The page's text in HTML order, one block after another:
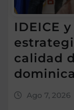
IDEICE
calidad
Ago 7, 2026